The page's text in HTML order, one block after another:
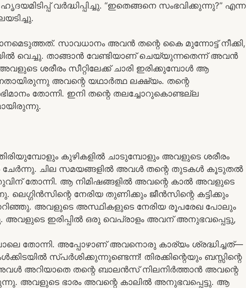
വർദ്ധിപ്പിച്ചു. “ഇതെങ്ങനെ സംഭവിക്കുന്നു?” എന്ന
സാവധാനം അവൻ തന്റെ കൈ മുന്നോട്ട് നീക്കി,
വെച്ചു. താങ്ങാൻ വേണ്ടിയാണ് ചെയ്യുന്നതെന്ന് അവൻ
ശരീരം സീറ്റിലേക്ക് ചാരി ഇരിക്കുമ്പോൾ ആ
അവന്റെ യഥാർത്ഥ ലക്ഷ്യം. തന്റെ
തോന്നി. ഇനി തന്റെ തലച്ചോറുകൊണ്ടല്ല
കുഴികളിൽ ചാടുമ്പോളും അവളുടെ ശരീരം
ചില സമയങ്ങളിൽ അവൾ തന്റെ തുടകൾ കൂടുതൽ
തോന്നി. ആ നിമിഷങ്ങളിൽ അവന്റെ കാൽ അവളുടെ
നേരിയ തുണിക്കും ജീൻസിന്റെ കട്ടിക്കും
അവളുടെ അസ്ഥികളുടെ നേരിയ രൂപരേഖ പോലും
അവളുടെ ഇരിപ്പിൽ ഒരു വെപ്രാളം അവന് അനുഭവപ്പെട്ടു,
തോന്നി. അപ്പോഴാണ് അവനൊരു കാര്യം ശ്രദ്ധിച്ചത്—
സ്പർശിക്കുന്നുണ്ടെന്ന്! തിരക്കിന്റെയും ബസ്സിന്റെ
അറിയാതെ തന്റെ ബാലൻസ് നിലനിർത്താൻ അവന്റെ
അവളുടെ ഭാരം അവന്റെ കാലിൽ അനുഭവപ്പെട്ടു. ആ